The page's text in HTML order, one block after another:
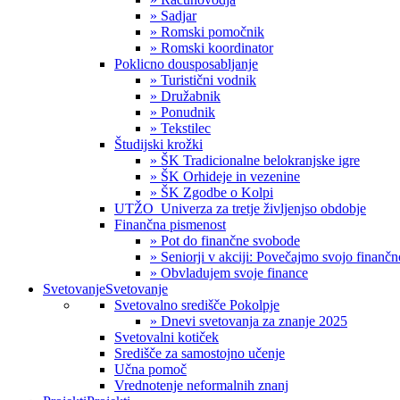
» Sadjar
» Romski pomočnik
» Romski koordinator
Poklicno dousposabljanje
» Turistični vodnik
» Družabnik
» Ponudnik
» Tekstilec
Študijski krožki
» ŠK Tradicionalne belokranjske igre
» ŠK Orhideje in vezenine
» ŠK Zgodbe o Kolpi
UTŽO_Univerza za tretje življenjso obdobje
Finančna pismenost
» Pot do finančne svobode
» Seniorji v akciji: Povečajmo svojo
» Obvladujem svoje finance
SvetovanjeSvetovanje
Svetovalno središče Pokolpje
» Dnevi svetovanja za znanje 2025
Svetovalni kotiček
Središče za samostojno učenje
Učna pomoč
Vrednotenje neformalnih znanj